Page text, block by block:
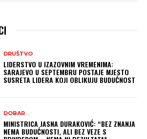
DRUŠTVO
LIDERSTVO U IZAZOVNIM VREMENIMA:
SARAJEVO U SEPTEMBRU POSTAJE MJESTO
SUSRETA LIDERA KOJI OBLIKUJU BUDUĆNOST
DOBAR
MINISTRICA JASNA DURAKOVIĆ: “BEZ ZNANJA
NEMA BUDUĆNOSTI, ALI BEZ VEZE S